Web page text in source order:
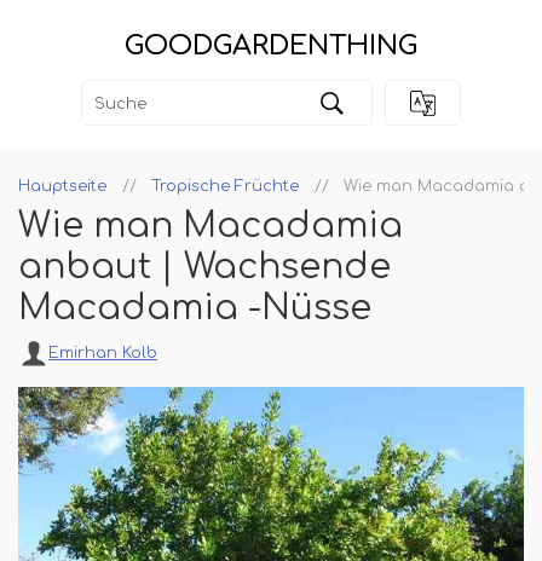
GOODGARDENTHING
Hauptseite Tropische Früchte Wie man Macadamia
Wie man Macadamia
anbaut | Wachsende
Macadamia -Nüsse
Emirhan Kolb